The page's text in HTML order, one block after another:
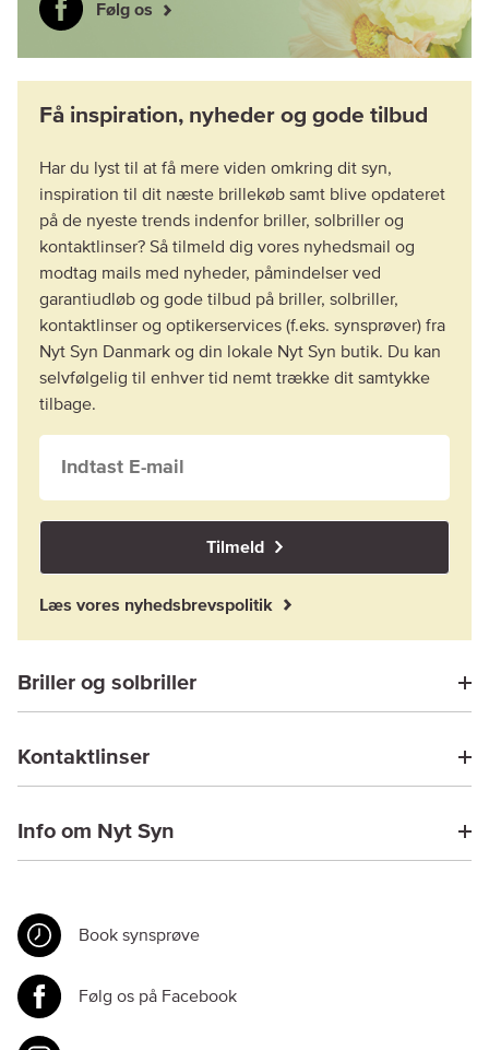
Følg os
Har du lyst til at få mere viden omkring dit syn,
inspiration til dit næste brillekøb samt blive opdateret
på de nyeste trends indenfor briller, solbriller og
kontaktlinser? Så tilmeld dig vores nyhedsmail og
modtag mails med nyheder, påmindelser ved
garantiudløb og gode tilbud på briller, solbriller,
kontaktlinser og optikerservices (f.eks. synsprøver) fra
Nyt Syn Danmark og din lokale Nyt Syn butik. Du kan
selvfølgelig til enhver tid nemt trække dit samtykke
tilbage.
Tilmeld
Læs vores nyhedsbrevspolitik
Briller og solbriller
Kontaktlinser
Info om Nyt Syn
Book synsprøve
Følg os på Facebook